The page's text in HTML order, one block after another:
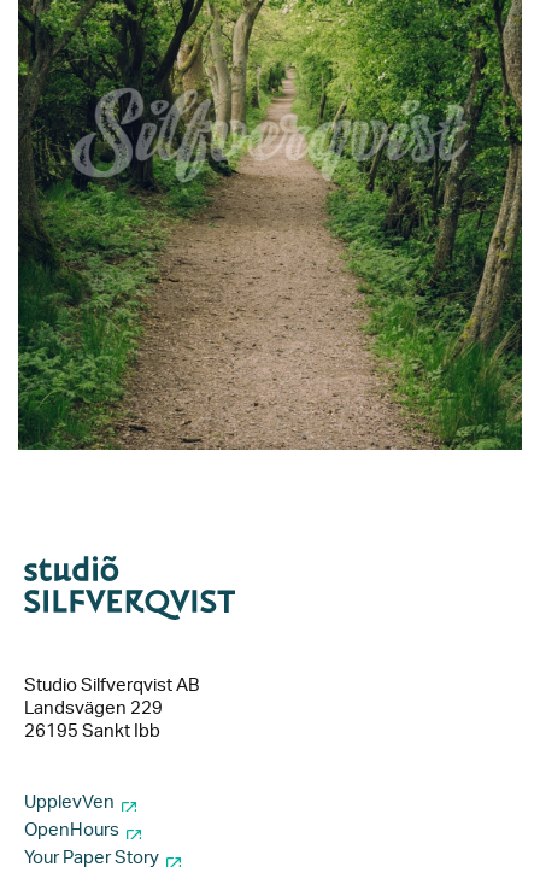
Studio Silfverqvist AB
Landsvägen 229
26195 Sankt Ibb
UpplevVen
OpenHours
Your Paper Story